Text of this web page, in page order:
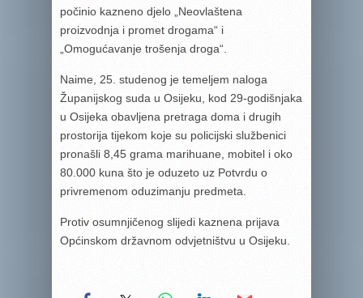
počinio kazneno djelo „Neovlaštena
proizvodnja i promet drogama“ i
„Omogućavanje trošenja droga“.
Naime, 25. studenog je temeljem naloga
Županijskog suda u Osijeku, kod 29-godišnjaka
u Osijeka obavljena pretraga doma i drugih
prostorija tijekom koje su policijski službenici
pronašli 8,45 grama marihuane, mobitel i oko
80.000 kuna što je oduzeto uz Potvrdu o
privremenom oduzimanju predmeta.
Protiv osumnjičenog slijedi kaznena prijava
Općinskom državnom odvjetništvu u Osijeku.